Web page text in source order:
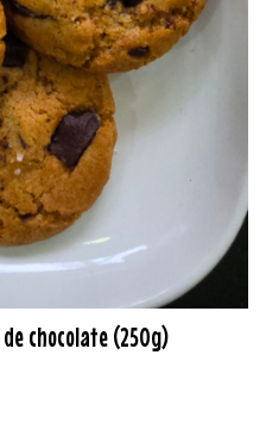
chocolate (250g)